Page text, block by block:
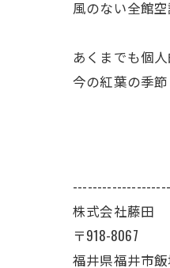
風のない全館
あくまでも個
今の紅葉の季
株式会社藤田
〒918-8067
福井県福井市飯